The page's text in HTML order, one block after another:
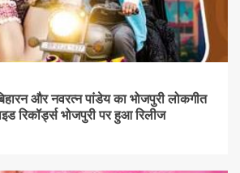
और नवरत्न पांडेय का भोजपुरी लोकगीत
रिकॉर्ड्स भोजपुरी पर हुआ रिलीज